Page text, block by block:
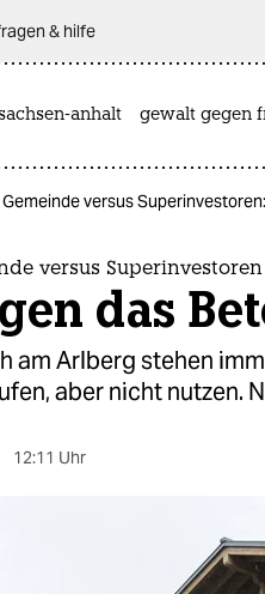
& hilfe
anhalt gewalt gegen
Gemeinde versus
versus Superinvestoren
das
am Arlberg stehen
aber nicht nutzen.
12:11 Uhr